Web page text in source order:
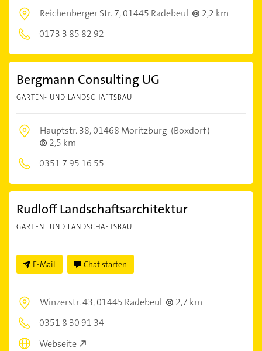
Reichenberger Str. 7,01445 Radebeul
2,2 km
0173 3 85 82 92
Bergmann Consulting UG
GARTEN- UND LANDSCHAFTSBAU
Hauptstr. 38,01468 Moritzburg (Boxdorf)
2,5 km
0351 7 95 16 55
Rudloff Landschaftsarchitektur
GARTEN- UND LANDSCHAFTSBAU
E-Mail Chat starten
Winzerstr. 43,01445 Radebeul
2,7 km
0351 8 30 91 34
Webseite